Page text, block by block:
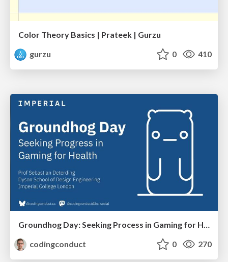
Color Theory Basics | Prateek | Gurzu
gurzu
0 410
Groundhog Day: Seeking Process in Gaming for Health
codingconduct
0 270